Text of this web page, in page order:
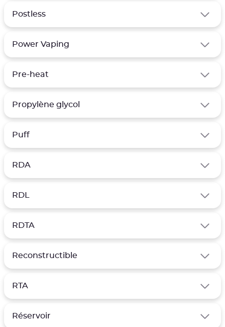
Postless
Power Vaping
Pre-heat
Propylène glycol
Puff
RDA
RDL
RDTA
Reconstructible
RTA
Réservoir